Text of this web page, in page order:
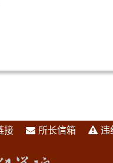
接 所长信箱 违